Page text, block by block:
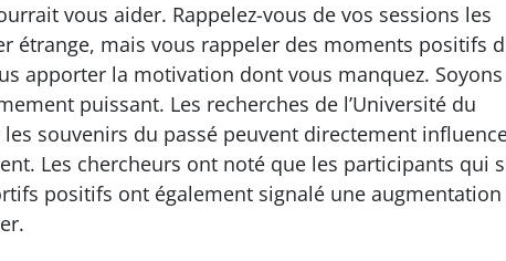
vous aider. Rappelez-vous de vos sessions les
étrange, mais vous rappeler des moments positifs
apporter la motivation dont vous manquez. Soyons
puissant. Les recherches de l’Université du
souvenirs du passé peuvent directement
Les chercheurs ont noté que les participants qui
positifs ont également signalé une augmentation